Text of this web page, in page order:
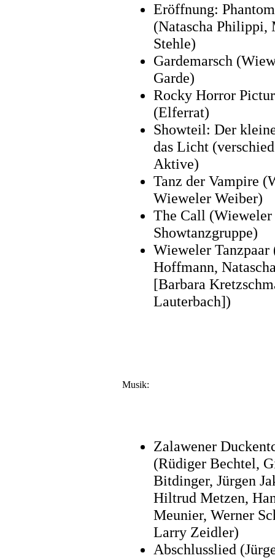
Eröffnung:
(Natascha Philippi,
Stehle)
Gardemarsch
Garde)
Rocky Horror
(Elferrat)
Showteil: Der
das Licht
Aktive)
Tanz der Vampire
Wieweler Weiber)
The Call (Wieweler
Showtanzgruppe)
Wieweler
Hoffmann,
[Barbara
Lauterbach])
Musik:
Zalawener
(Rüdiger Bechtel,
Bitdinger, Jürgen
Hiltrud Metzen,
Meunier, Werner
Larry Zeidler)
Abschlusslied